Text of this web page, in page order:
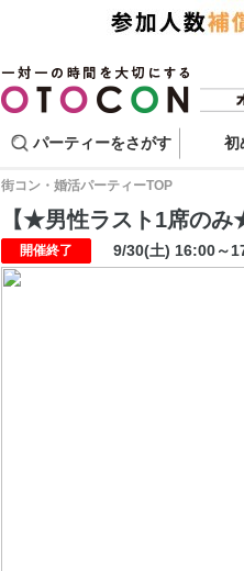
パーティーをさがす 初
街コン・婚活パーティーTOP
【★男性ラスト1席の
開催終了 9/30(土) 16:00～